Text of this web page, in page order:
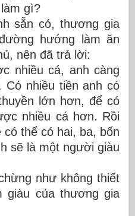
gì?
sẵn có, thương gia
hướng làm ăn
nên đã trả lời:
nhiều cá, anh càng
Có nhiều tiền anh có
lớn hơn, để có
nhiều cá hơn. Rồi
thể có hai, ba, bốn
sẽ là một người giàu
như không thiết
giàu của thương gia